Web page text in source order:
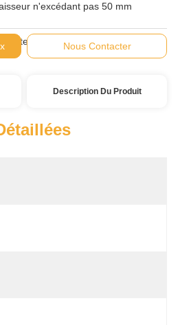
n'excédant pas 50 mm
Western Union et MoneyGram
Nous Contacter
Description Du Produit